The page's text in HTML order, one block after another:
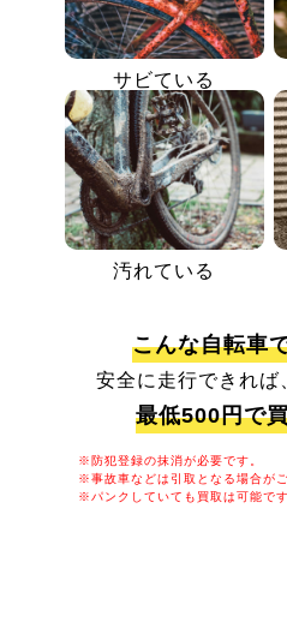
サビている
汚れている
こんな自転車
安全に走行できれば
最低500円で
※防犯登録の抹消が必要です。
※事故車などは引取となる場合がご
※パンクしていても買取は可能で